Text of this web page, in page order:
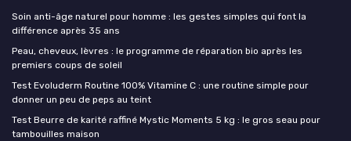
Soin anti-âge naturel pour homme : les gestes simples qui font la
différence après 35 ans
Peau, cheveux, lèvres : le programme de réparation bio après les
premiers coups de soleil
Test Evoluderm Routine 100% Vitamine C : une routine simple pour
donner un peu de peps au teint
Test Beurre de karité raffiné Mystic Moments 5 kg : le gros seau pour
tambouilles maison